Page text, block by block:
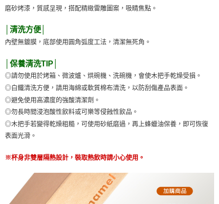
磨砂烤漆，質感呈現，搭配精緻雷雕圖案，吸睛焦點。
│清洗方便│
內壁無鍍膜，底部使用圓角弧度工法，清潔無死角。
│保養清洗TIP│
◎請勿使用於烤箱、微波爐、烘碗機、洗碗機，會使木把手乾燥受損。
◎白鐵清洗方便，請用海綿或軟質棉布清洗，以防刮傷產品表面。
◎避免使用高濃度的強酸清潔劑。
◎勿長時間浸泡酸性飲料或可樂等侵蝕性飲品。
◎木把手若變得乾燥粗糙，可使用砂紙磨過，再上蜂蠟油保養，即可恢復
表面光滑。
※杯身非雙層隔熱設計，裝取熱飲時請小心使用。